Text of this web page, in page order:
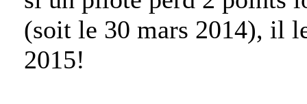
(soit le 30 mars 2014), il
2015!